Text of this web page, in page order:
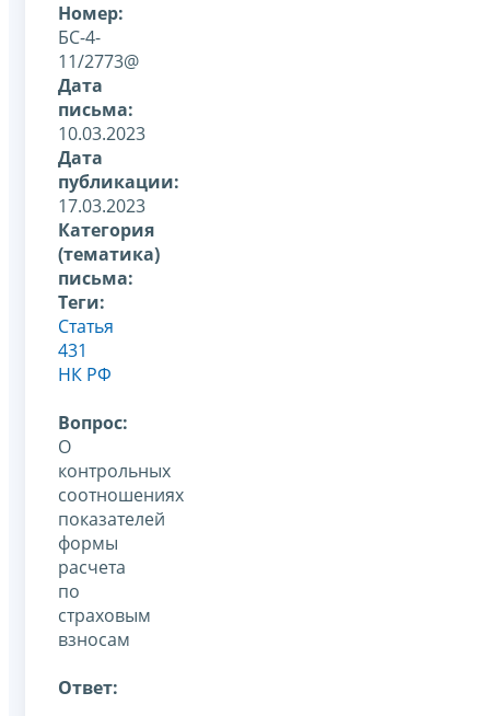
Номер:
БС-4-
11/2773@
Дата
письма:
10.03.2023
Дата
публикации:
17.03.2023
Категория
(тематика)
письма:
Теги:
Статья
431
НК РФ
Вопрос:
О
контрольных
соотношениях
показателей
формы
расчета
по
страховым
взносам
Ответ: